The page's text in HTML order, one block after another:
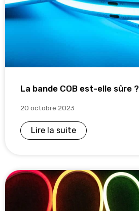
La bande COB est-elle sûre ?
20 octobre 2023
Lire la suite